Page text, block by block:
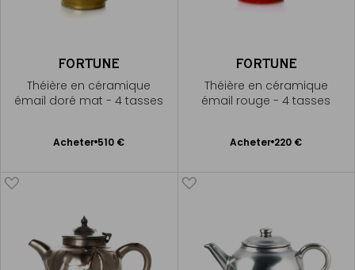
FORTUNE
Théière en céramique
émail doré mat - 4 tasses
Acheter 510 €
Ajouter
FORTUNE
Théière en céramique
émail rouge - 4 tasses
Acheter 220 €
Ajouter